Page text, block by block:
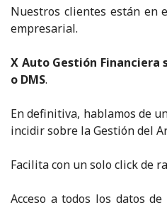
Nuestros clientes están en
empresarial.
X Auto Gestión
o DMS.
En definitiva, hablamos de
incidir sobre la Gestión del
Facilita con un solo click de
Acceso a todos los datos